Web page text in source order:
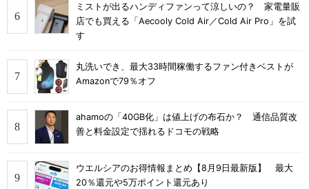
ミストが出るハンディファンって涼しいの？ 家電量販
店でも買える「Aecooly Cold Air／Cold Air Pro」を試
す
丸洗いでき、最大33時間稼働するファン付きベストが
Amazonで79％オフ
ahamoの「40GB化」は値上げの布石か？ 通信品質改
善と料金設定で揺れるドコモの戦略
ウエルシアのお得情報まとめ【8月9日最新版】 最大
20％還元や5万ポイント還元あり